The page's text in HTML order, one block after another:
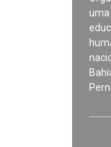
uma